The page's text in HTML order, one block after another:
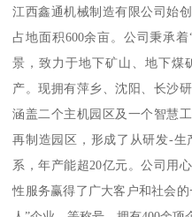
江西鑫通机械制造有限公司始
占地面积600余亩。公司秉承
景，致力于地下矿山、地下煤
产。现拥有萍乡、沈阳、长沙
涵盖二个主机园区及一个智慧
再制造园区，形成了从研发-
系，年产能超20亿元。公司用
性服务赢得了广大客户和社会